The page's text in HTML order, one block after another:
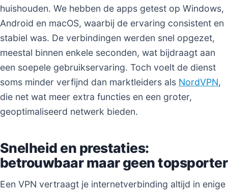
huishouden. We hebben de apps getest op Windows,
Android en macOS, waarbij de ervaring consistent en
stabiel was. De verbindingen werden snel opgezet,
meestal binnen enkele seconden, wat bijdraagt aan
een soepele gebruikservaring. Toch voelt de dienst
soms minder verfijnd dan marktleiders als NordVPN,
die net wat meer extra functies en een groter,
geoptimaliseerd netwerk bieden.
Snelheid en prestaties:
betrouwbaar maar geen topsporter
Een VPN vertraagt je internetverbinding altijd in enige